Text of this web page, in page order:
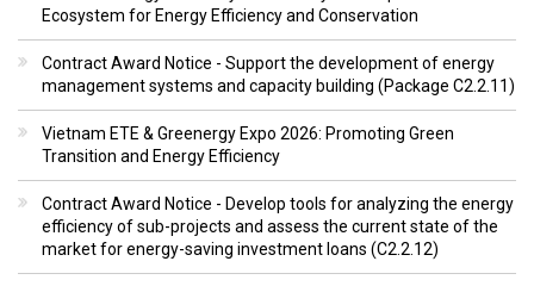
Ecosystem for Energy Efficiency and Conservation
Contract Award Notice - Support the development of energy
management systems and capacity building (Package C2.2.11)
Vietnam ETE & Greenergy Expo 2026: Promoting Green
Transition and Energy Efficiency
Contract Award Notice - Develop tools for analyzing the energy
efficiency of sub-projects and assess the current state of the
market for energy-saving investment loans (C2.2.12)